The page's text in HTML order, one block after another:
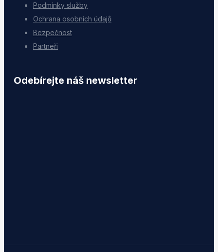
Podmínky služby
Ochrana osobních údajů
Bezpečnost
Partneři
Odebírejte náš newsletter